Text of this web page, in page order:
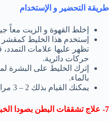
طريقة التحضير و الإستخدام
إخلط القهوة و الزيت معاً
إستخدم هذا الخليط
تظهر عليها علامات
حركات دائرية.
بالماء.
يمكنك القيام بذلك 2 – 3 مرات في الأسبوع.
7- علاج تشققات البطن بصودا الخبز مع الليمون